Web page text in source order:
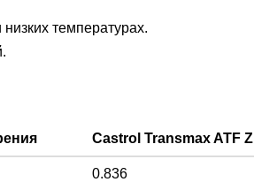
температурах.
Castrol Transmax ATF Z
0.836